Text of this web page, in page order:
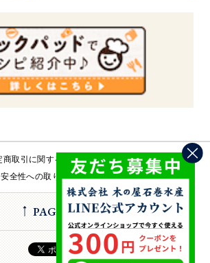
商取引に関する法律 会社概要
工場直売所
安全性への取り組み お問い合わせ
PAGE TOP